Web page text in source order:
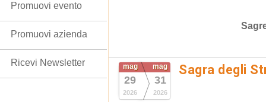
mag
29
2026
mag
31
2026
Sagra degli
Promuovi evento
Promuovi azienda
Ricevi Newsletter